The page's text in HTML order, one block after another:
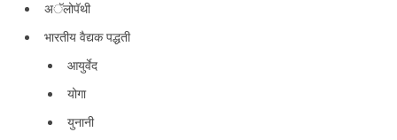
अॅलोपॅथी
भारतीय वैद्यक पद्धती
आयुर्वेद
योगा
युनानी